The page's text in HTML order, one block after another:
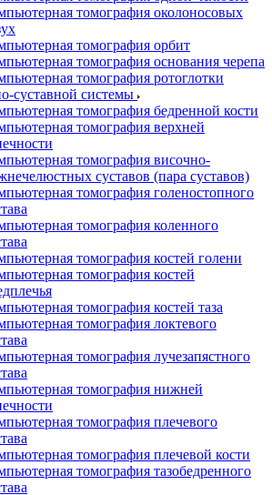
томография околоносовых
томография орбит
томография основания черепа
томография ротоглотки
суставной системы
томография бедренной кости
томография верхней
томография височно-
суставов (пара суставов)
томография голеностопного
томография коленного
томография костей голени
томография костей
томография костей таза
томография локтевого
томография лучезапястного
томография нижней
томография плечевого
томография плечевой кости
томография тазобедренного